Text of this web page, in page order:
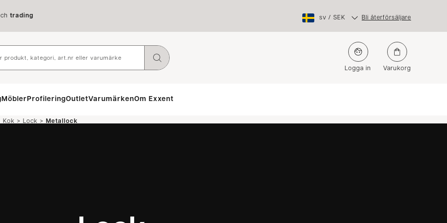
trading sv / SEK Bli återförsäljare
Logga in Varukorg
MöblerProfileringOutletVarumärkenOm Exxent
Kok > Lock > Metallock